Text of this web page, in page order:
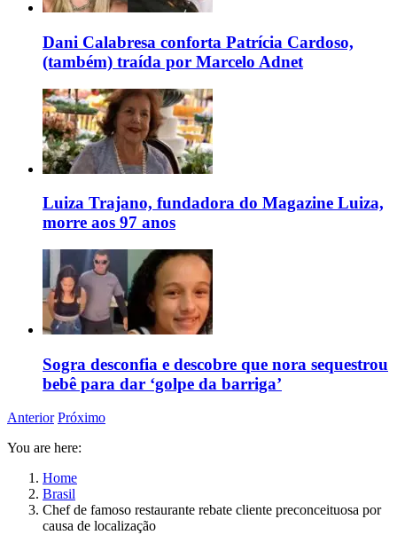
Dani Calabresa conforta Patrícia Cardoso,
(também) traída por Marcelo Adnet
Luiza Trajano, fundadora do Magazine Luiza,
morre aos 97 anos
Sogra desconfia e descobre que nora sequestrou
bebê para dar ‘golpe da barriga’
Anterior Próximo
You are here:
Home
Brasil
Chef de famoso restaurante rebate cliente preconceituosa por
causa de localização